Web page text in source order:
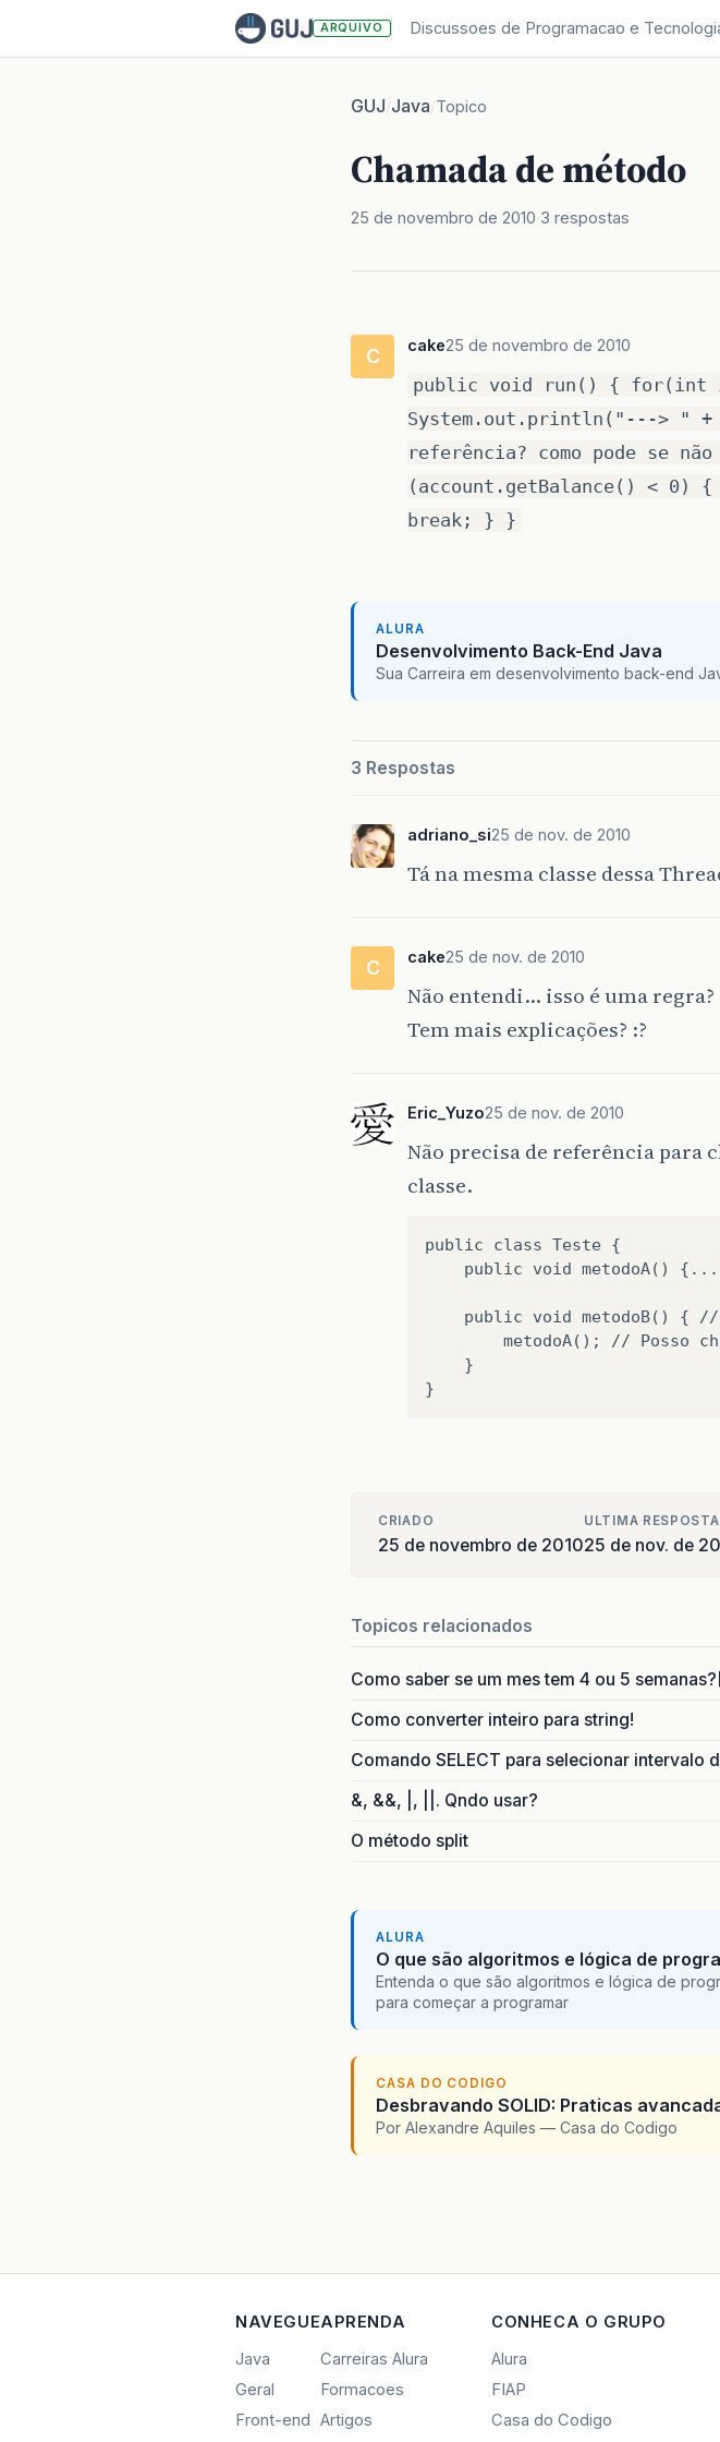
ARQUIVO Discussoes de Programacao e
GUJ/Java/Topico
Chamada de método
25 de novembro de 2010 3 respostas
C cake25 de novembro de 2010
public void run() { for(int
System.out.println("---> " +
referência? como pode se
(account.getBalance() < 0)
break; } }
ALURA
Desenvolvimento Back-End Java
Sua Carreira em desenvolvimento back-end
3 Respostas
adriano_si25 de nov. de 2010
Tá na mesma classe dessa
C cake25 de nov. de 2010
Não entendi… isso é uma regra?
Tem mais explicações? :?
Eric_Yuzo25 de nov. de 2010
Não precisa de referência para
classe.
public class Teste {
public void metodoA()
public void metodoB() {
metodoA(); // Posso
    }
CRIADO
25 de novembro de 2010
ULTIMA RESPOSTA
25 de nov. de
Topicos relacionados
Como saber se um mes tem 4 ou 5
Como converter inteiro para string!
Comando SELECT para selecionar intervalo
&, &&, |, ||. Qndo usar?
O método split
ALURA
O que são algoritmos e lógica de
Entenda o que são algoritmos e lógica de
para começar a programar
CASA DO CODIGO
Desbravando SOLID: Praticas
Por Alexandre Aquiles — Casa do Codigo
NAVEGUE
Java
Geral
Front-end
APRENDA
Carreiras Alura
Formacoes
Artigos
CONHECA O GRUPO
Alura
FIAP
Casa do Codigo